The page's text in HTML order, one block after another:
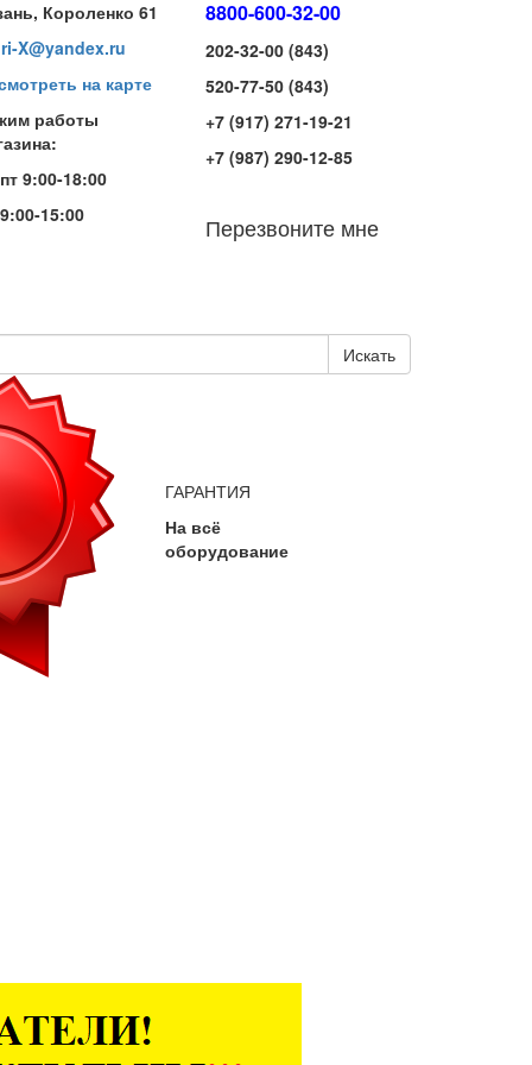
Короленко 61
X@yandex.ru
на карте
работы
9:00-18:00
15:00
8800-600-32-00
202-32-00 (843)
520-77-50 (843)
+7 (917) 271-19-21
+7 (987) 290-12-85
Перезвоните мне
Искать
ГАРАНТИЯ
На всё
оборудование